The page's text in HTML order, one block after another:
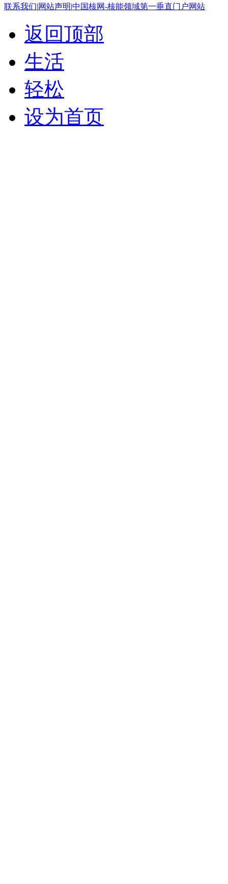
联系我们|网站声明|中国核网-核能领域第一垂直门户网站
返回顶部
生活
轻松
设为首页